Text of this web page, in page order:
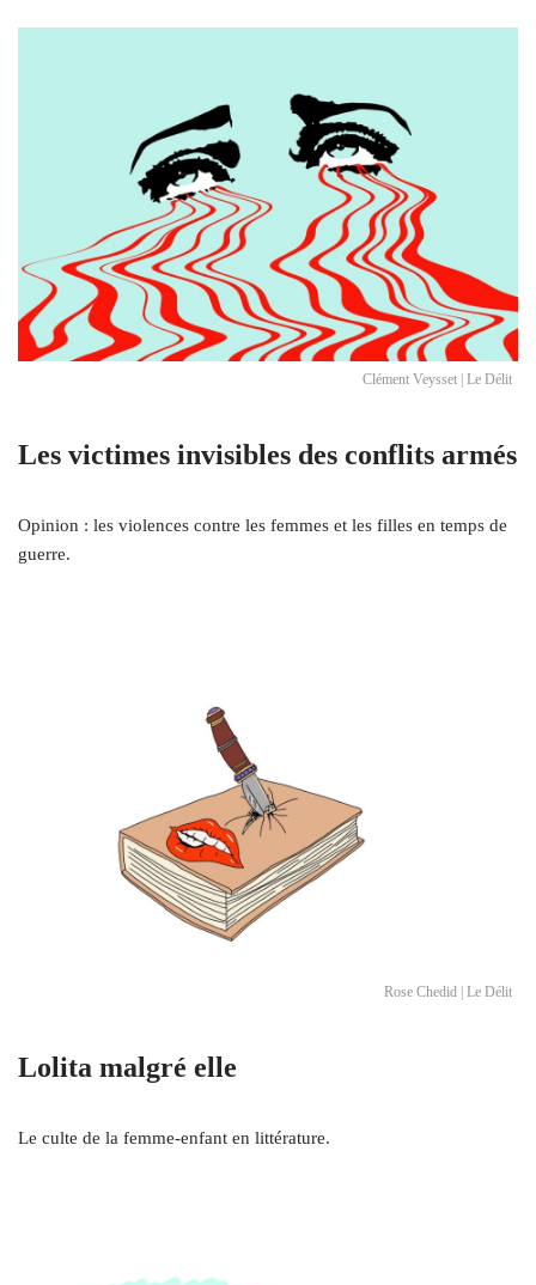
Clément Veysset | Le Délit
Les victimes invisibles des conflits armés
Opinion : les violences contre les femmes et les filles en temps de
guerre.
Rose Chedid | Le Délit
Lolita malgré elle
Le culte de la femme-enfant en littérature.